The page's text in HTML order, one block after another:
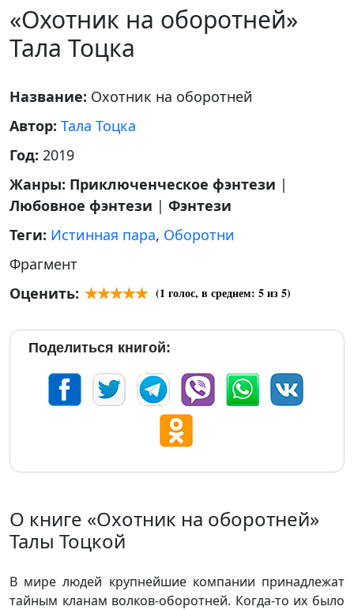
«Охотник на оборотней»
Тала Тоцка
Название: Охотник на оборотней
Автор: Тала Тоцка
Год: 2019
Жанры: Приключенческое фэнтези |
Любовное фэнтези | Фэнтези
Теги: Истинная пара, Оборотни
Фрагмент
Оценить:
(1 голос, в среднем: 5из 5)
Поделиться книгой:
О книге «Охотник на оборотней»
Талы Тоцкой
В мире людей крупнейшие компании принадлежат
тайным кланам волков-оборотней. Когда-то их было